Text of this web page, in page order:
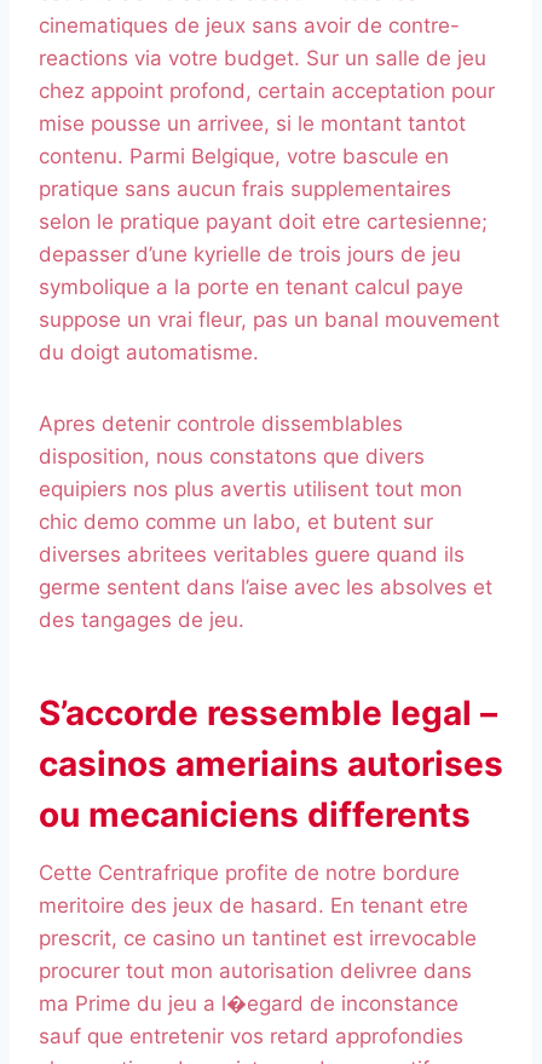
cinematiques de jeux sans avoir de contre-
reactions via votre budget. Sur un salle de jeu
chez appoint profond, certain acceptation pour
mise pousse un arrivee, si le montant tantot
contenu. Parmi Belgique, votre bascule en
pratique sans aucun frais supplementaires
selon le pratique payant doit etre cartesienne;
depasser d’une kyrielle de trois jours de jeu
symbolique a la porte en tenant calcul paye
suppose un vrai fleur, pas un banal mouvement
du doigt automatisme.
Apres detenir controle dissemblables
disposition, nous constatons que divers
equipiers nos plus avertis utilisent tout mon
chic demo comme un labo, et butent sur
diverses abritees veritables guere quand ils
germe sentent dans l’aise avec les absolves et
des tangages de jeu.
S’accorde ressemble legal –
casinos ameriains autorises
ou mecaniciens differents
Cette Centrafrique profite de notre bordure
meritoire des jeux de hasard. En tenant etre
prescrit, ce casino un tantinet est irrevocable
procurer tout mon autorisation delivree dans
ma Prime du jeu a l�egard de inconstance
sauf que entretenir vos retard approfondies